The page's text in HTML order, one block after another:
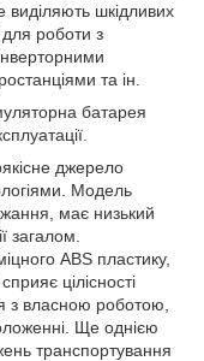
виділяють шкідливих
роботи з
та ін.
батарея
джерело
Модель
має низький
загалом.
ABS пластику,
цілісності
з власною роботою,
Ще однією
транспортування